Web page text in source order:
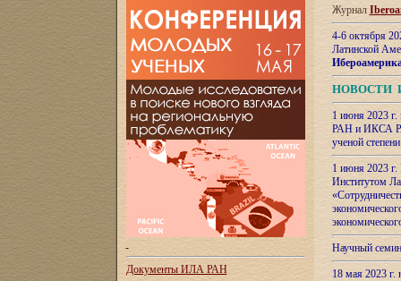
Документы ИЛА РАН
Журнал
4-6 октября
Латинской
НОВОСТИ
1 июня 2023
РАН и ИКСА
ученой
1 июня 2023
Институтом
Научный
18 мая 2023